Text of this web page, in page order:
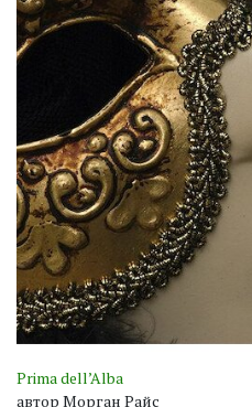
Prima dell’Alba
автор Морган Райс